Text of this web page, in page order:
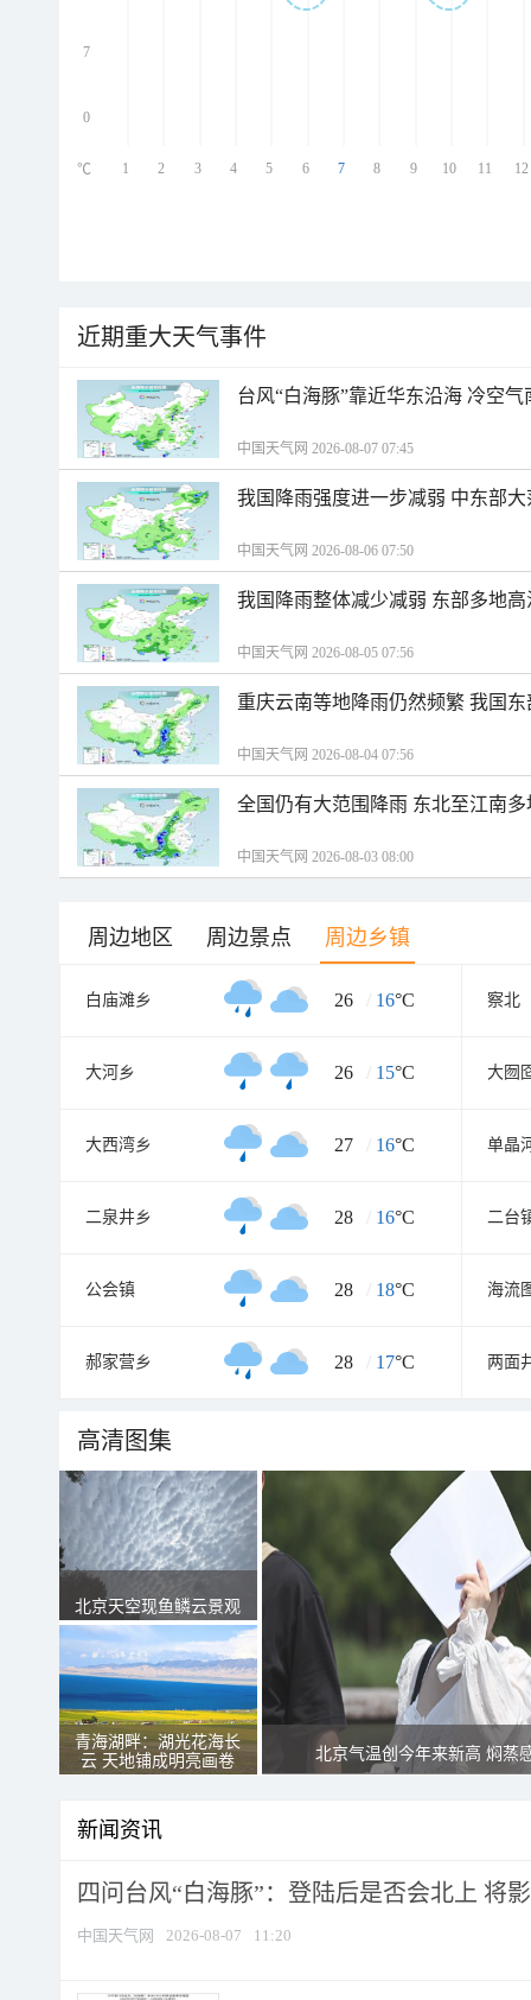
7
0
1 2 3 4 5 6 7 8 9 10 11 12
℃
近期重大天气事件
台风“白海豚”靠近华东沿海 冷空
中国天气网 2026-08-07 07:45
我国降雨强度进一步减弱 中东部
中国天气网 2026-08-06 07:50
我国降雨整体减少减弱 东部多地
中国天气网 2026-08-05 07:56
重庆云南等地降雨仍然频繁 我国
中国天气网 2026-08-04 07:56
全国仍有大范围降雨 东北至江南
中国天气网 2026-08-03 08:00
周边地区 周边景点 周边乡镇
白庙滩乡 26 / 16°C 察北
大河乡 26 / 15°C 大囫
大西湾乡 27 / 16°C 单晶
二泉井乡 28 / 16°C 二台
公会镇 28 / 18°C 海流
郝家营乡 28 / 17°C 两面
高清图集
北京天空现鱼鳞云景观
青海湖畔：湖光花海长
云 天地铺成明亮画卷
北京气温创今年来新高 焖蒸
新闻资讯
四问台风“白海豚”：登陆后是否会北上 将
中国天气网 2026-08-07 11:20